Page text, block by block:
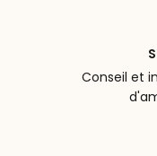
Conseil et